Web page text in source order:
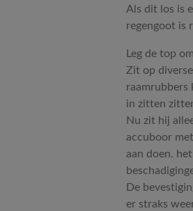
Als dit los is
regengoot is
Leg de top
Zit op
raamrubbers
in zitten
Nu zit hij
accuboor
aan doen.
De
er straks